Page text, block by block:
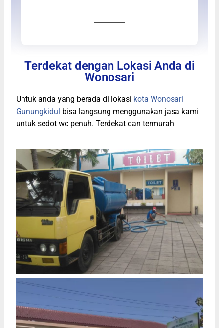
Terdekat dengan Lokasi Anda di
Wonosari
Untuk anda yang berada di lokasi kota Wonosari
Gunungkidul bisa langsung menggunakan jasa kami
untuk sedot wc penuh. Terdekat dan termurah.